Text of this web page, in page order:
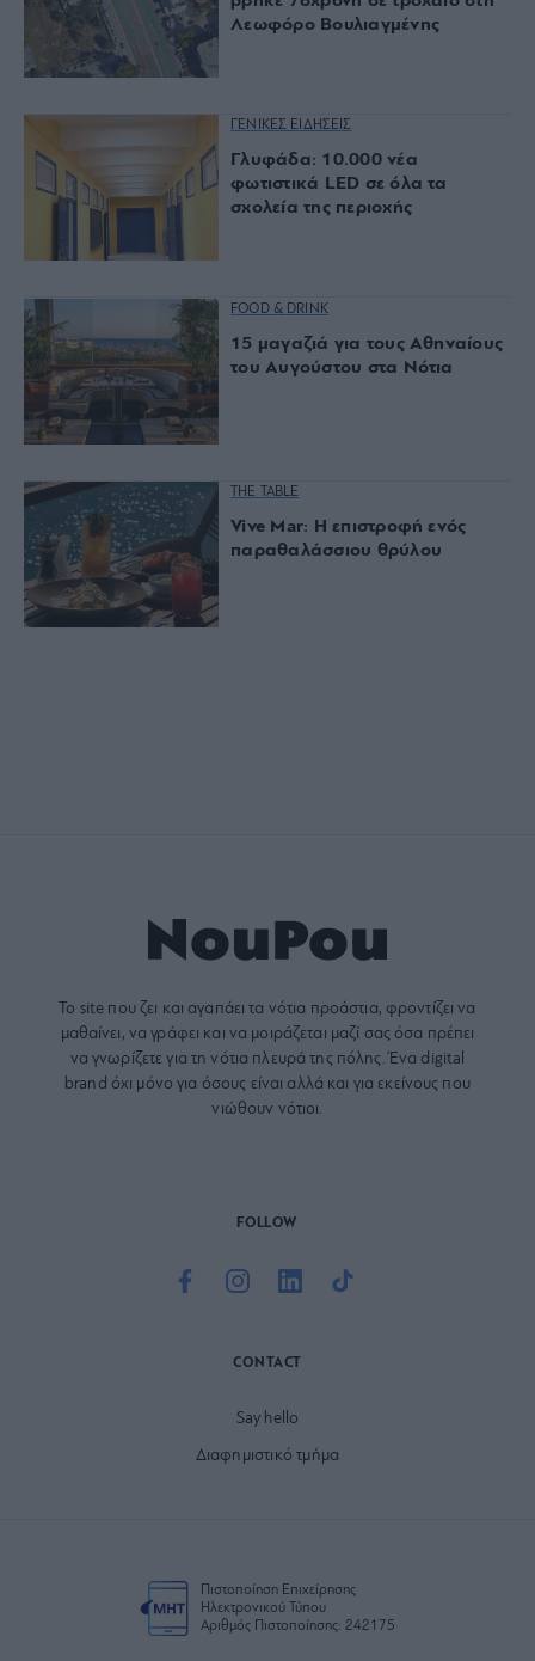
Λεωφόρο Βουλιαγμένης
ΓΕΝΙΚΕΣ ΕΙΔΗΣΕΙΣ
Γλυφάδα: 10.000 νέα
φωτιστικά LED σε όλα τα
σχολεία της περιοχής
FOOD & DRINK
15 μαγαζιά για τους Αθηναίους
του Αυγούστου στα Νότια
THE TABLE
Vive Mar: Η επιστροφή ενός
παραθαλάσσιου θρύλου
Το site που ζει και αγαπάει τα νότια προάστια, φροντίζει να
μαθαίνει, να γράφει και να μοιράζεται μαζί σας όσα πρέπει
να γνωρίζετε για τη νότια πλευρά της πόλης. Ένα digital
brand όχι μόνο για όσους είναι αλλά και για εκείνους που
νιώθουν νότιοι.
FOLLOW
CONTACT
Say hello
Διαφημιστικό τμήμα
Πιστοποίηση Επιχείρησης
Ηλεκτρονικού Τύπου
Αριθμός Πιστοποίησης: 242175